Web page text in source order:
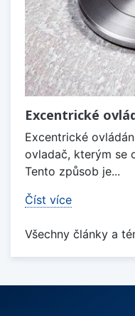
Excentrické
Excentrické
ovladač, kterým se
Tento způsob je...
Číst více
Všechny články a